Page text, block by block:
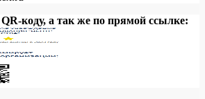
коду, а так же по прямой ссылке: